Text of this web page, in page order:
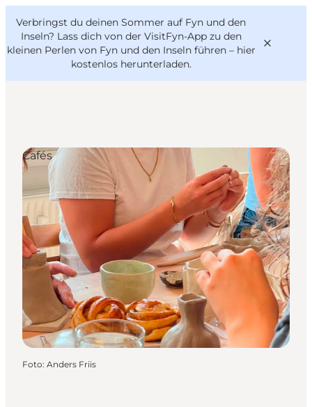
Verbringst du deinen Sommer auf Fyn und den
Inseln? Lass dich von der VisitFyn-App zu den
kleinen Perlen von Fyn und den Inseln führen – hier
kostenlos herunterladen.
Reise Ideen
Outdoor & bike
Essen & trinken
Übernachtung
VisitFyn
Deutsch
Cafés
Foto: Anders Friis